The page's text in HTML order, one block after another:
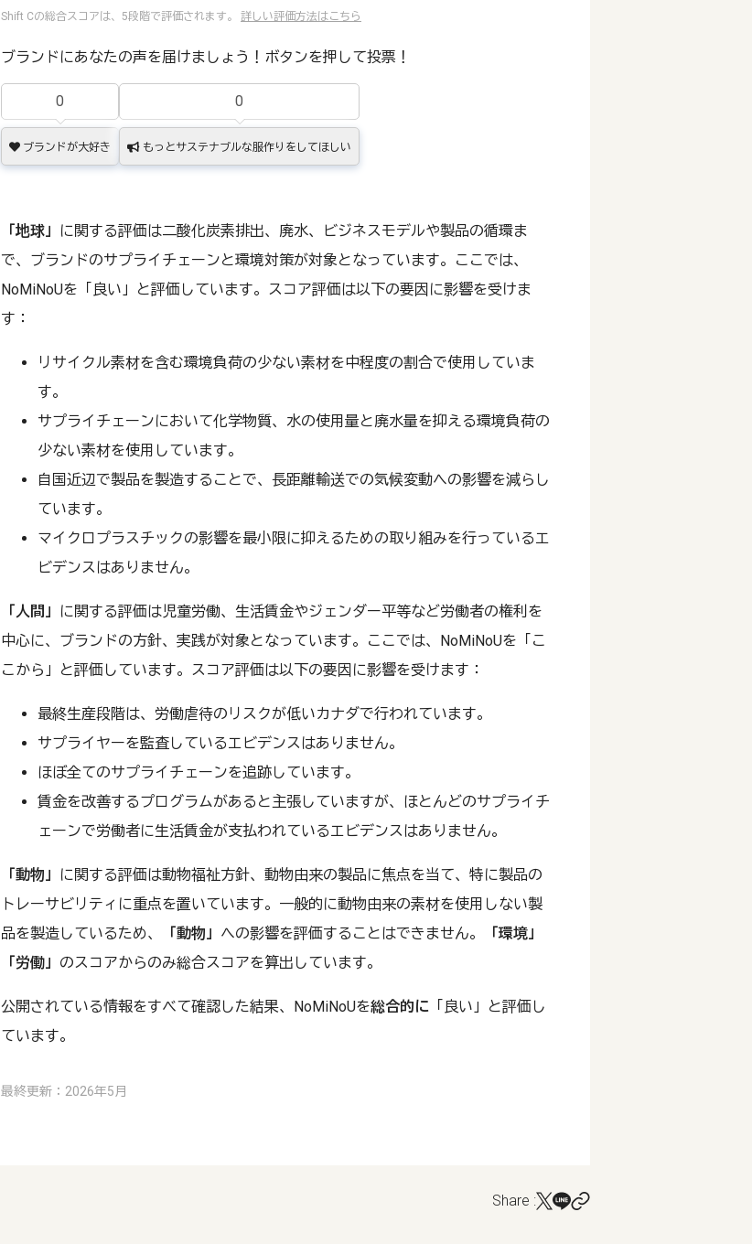
Shift Cの総合スコアは、5段階で評価されます。 詳しい評価方法はこちら
ブランドにあなたの声を届けましょう！ボタンを押して投票！
0
ブランドが大好き
0
もっとサステナブルな服作りをしてほしい
「地球」
に関する評価は二酸化炭素排出、廃水、ビジネスモデルや製品の循環ま
で、ブランドのサプライチェーンと環境対策が対象となっています。ここでは、
NoMiNoUを「良い」と評価しています。スコア評価は以下の要因に影響を受けま
す：
リサイクル素材を含む環境負荷の少ない素材を中程度の割合で使用していま
す。
サプライチェーンにおいて化学物質、水の使用量と廃水量を抑える環境負荷の
少ない素材を使用しています。
自国近辺で製品を製造することで、長距離輸送での気候変動への影響を減らし
ています。
マイクロプラスチックの影響を最小限に抑えるための取り組みを行っているエ
ビデンスはありません。
「人間」
に関する評価は児童労働、生活賃金やジェンダー平等など労働者の権利を
中心に、ブランドの方針、実践が対象となっています。ここでは、NoMiNoUを「こ
こから」と評価しています。スコア評価は以下の要因に影響を受けます：
最終生産段階は、労働虐待のリスクが低いカナダで行われています。
サプライヤーを監査しているエビデンスはありません。
ほぼ全てのサプライチェーンを追跡しています。
賃金を改善するプログラムがあると主張していますが、ほとんどのサプライチ
ェーンで労働者に生活賃金が支払われているエビデンスはありません。
「動物」
に関する評価は動物福祉方針、動物由来の製品に焦点を当て、特に製品の
トレーサビリティに重点を置いています。一般的に動物由来の素材を使用しない製
品を製造しているため、
「動物」 への影響を評価することはできません。
「環境」
「労働」 のスコアからのみ総合スコアを算出しています。
公開されている情報をすべて確認した結果、NoMiNoUを総合的に 「良い」と評価し
ています。
最終更新：2026年5月
Share :